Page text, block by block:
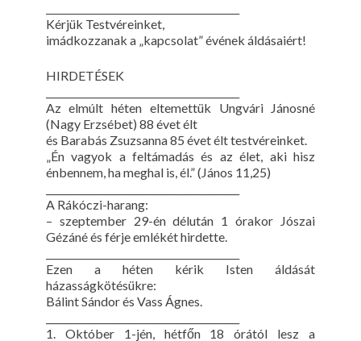
Kérjük Testvéreinket,
imádkozzanak a „kapcsolat” évének áldásaiért!
HIRDETÉSEK
Az elmúlt héten eltemettük Ungvári Jánosné
(Nagy Erzsébet) 88 évet élt
és Barabás Zsuzsanna 85 évet élt testvéreinket.
„Én vagyok a feltámadás és az élet, aki hisz
énbennem, ha meghal is, él.” (János 11,25)
A Rákóczi-harang:
– szeptember 29-én délután 1 órakor Jószai
Gézáné és férje emlékét hirdette.
Ezen a héten kérik Isten áldását
házasságkötésükre:
Bálint Sándor és Vass Ágnes.
1. Október 1-jén, hétfőn 18 órától lesz a